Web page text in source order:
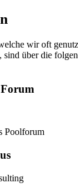
wir oft
sind über die
Poolforum